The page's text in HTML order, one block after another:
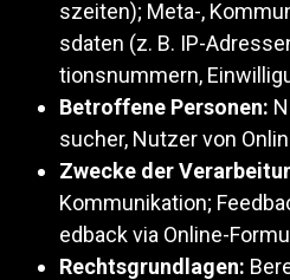
szeiten); Meta-,
sdaten (z. B. IP-
tionsnummern,
Betroffene Personen:
sucher, Nutzer von
Zwecke der
Kommunikation;
edback via Online-
Rechtsgrundlagen: